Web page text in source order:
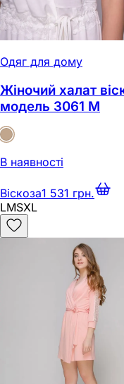
Одяг для дому
Жіночий халат
модель 3061 M
В наявності
Віскоза1 531 грн.
LMSXL